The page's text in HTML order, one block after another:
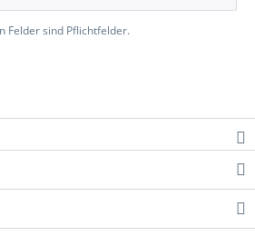
Felder sind Pflichtfelder.